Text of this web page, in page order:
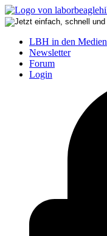
LBH in den Medien
Newsletter
Forum
Login